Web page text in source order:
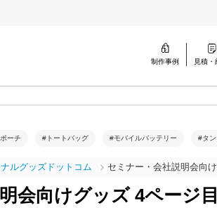
制作事例
見積・
ーチ #トートバッグ #モバイルバッテリー #タ
ルグッズドットコム セミナー・会社説明会向
会向けグッズ 4ページ目